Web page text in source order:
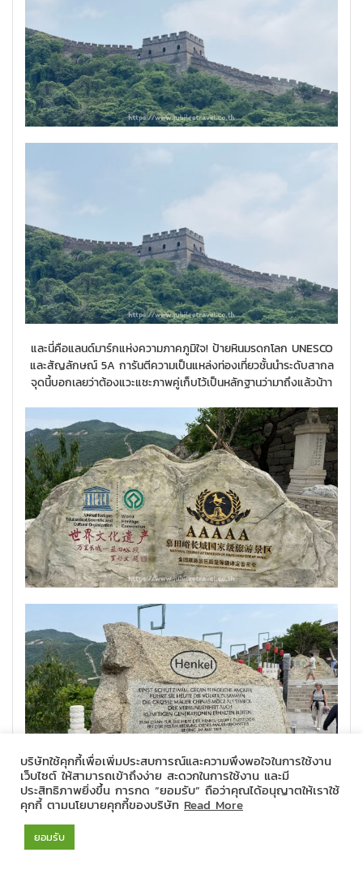
และนี่คือแลนด์มาร์กแห่งความภาคภูมิใจ! ป้ายหินมรดกโลก UNESCO
และสัญลักษณ์ 5A การันตีความเป็นแหล่งท่องเที่ยวชั้นนำระดับสากล
จุดนี้บอกเลยว่าต้องแวะแชะภาพคู่เก็บไว้เป็นหลักฐานว่ามาถึงแล้วน้าา
หมดห่วงเรื่องความเหนื่อยเลยครับ ทริปนี้เรามีกระเช้าลอยฟ้า (Cable
Car) ดีไซน์โมเดิร์นสีส้มสดใส นั่งสบายๆ พาลอยละล่องขึ้น-ลงเขา
บริษัทใช้คุกกี้เพื่อเพิ่มประสบการณ์และความพึงพอใจในการใช้งาน
เว็บไซต์ ให้สามารถเข้าถึงง่าย สะดวกในการใช้งาน และมี
ประสิทธิภาพยิ่งขึ้น การกด “ยอมรับ” ถือว่าคุณได้อนุญาตให้เราใช้
คุกกี้ ตามนโยบายคุกกี้ของบริษัท Read More
ยอมรับ